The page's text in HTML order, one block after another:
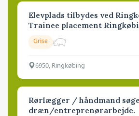
Elevplads tilbydes ved
Trainee placement
Grise
6950, Ringkøbing
Rørlægger / håndmand
dræn/entreprenørarbejde.